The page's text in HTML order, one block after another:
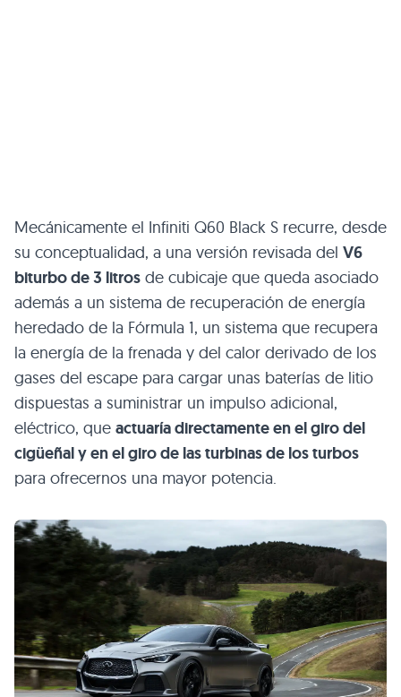
Mecánicamente el Infiniti Q60 Black S recurre, desde
su conceptualidad, a una versión revisada del V6
biturbo de 3 litros de cubicaje que queda asociado
además a un sistema de recuperación de energía
heredado de la Fórmula 1, un sistema que recupera
la energía de la frenada y del calor derivado de los
gases del escape para cargar unas baterías de litio
dispuestas a suministrar un impulso adicional,
eléctrico, que actuaría directamente en el giro del
cigüeñal y en el giro de las turbinas de los turbos
para ofrecernos una mayor potencia.